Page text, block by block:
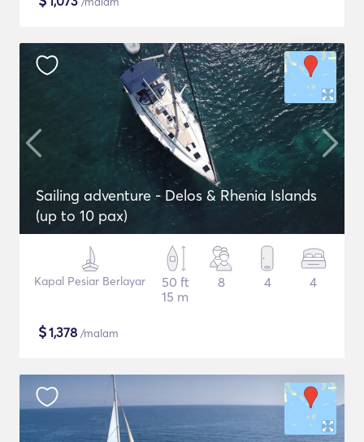
Sailing adventure - Delos & Rhenia Islands
(up to 10 pax)
Kapal Pesiar Berlayar
50 ft
15 m
8 4 4
$1,378 /malam